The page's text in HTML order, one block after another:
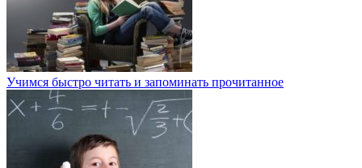
Учимся быстро читать и запоминать прочитанное